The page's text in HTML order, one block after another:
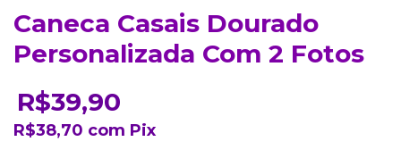
Caneca Casais Dourado
Personalizada Com 2 Fotos
R$39,90
R$38,70 com Pix